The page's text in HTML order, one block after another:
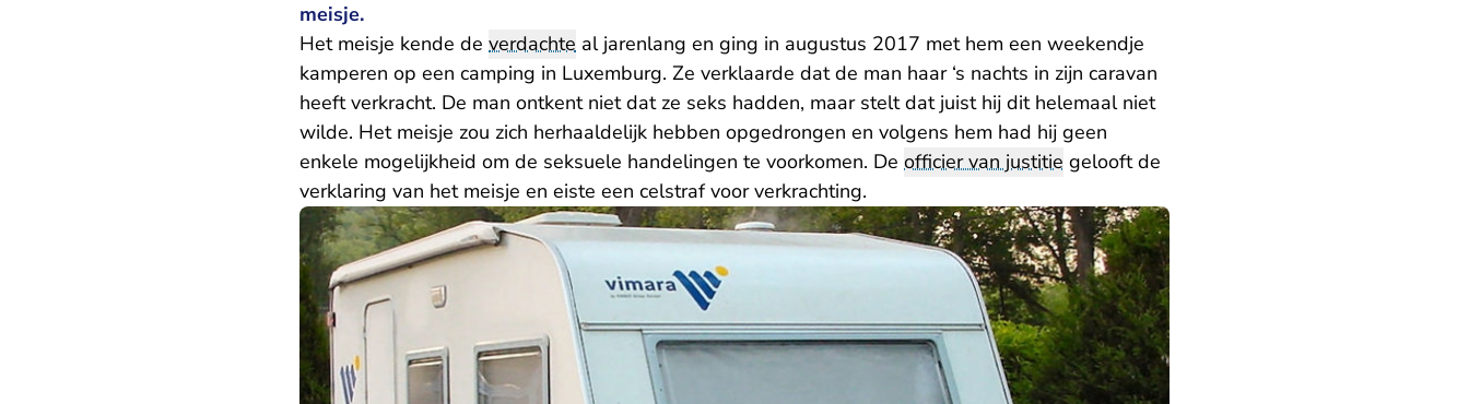
meisje.
Het meisje kende de verdachte al jarenlang en ging in augustus 2017 met hem een weekendje
kamperen op een camping in Luxemburg. Ze verklaarde dat de man haar ‘s nachts in zijn caravan
heeft verkracht. De man ontkent niet dat ze seks hadden, maar stelt dat juist hij dit helemaal niet
wilde. Het meisje zou zich herhaaldelijk hebben opgedrongen en volgens hem had hij geen
enkele mogelijkheid om de seksuele handelingen te voorkomen. De officier van justitie gelooft de
verklaring van het meisje en eiste een celstraf voor verkrachting.